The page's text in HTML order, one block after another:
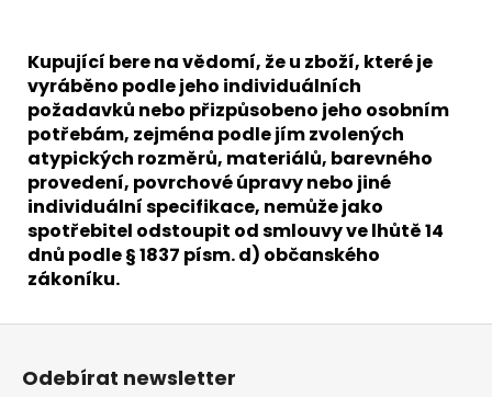
Kupující bere na vědomí, že u zboží, které je
vyráběno podle jeho individuálních
požadavků nebo přizpůsobeno jeho osobním
potřebám, zejména podle jím zvolených
atypických rozměrů, materiálů, barevného
provedení, povrchové úpravy nebo jiné
individuální specifikace, nemůže jako
spotřebitel odstoupit od smlouvy ve lhůtě 14
dnů podle § 1837 písm. d) občanského
zákoníku.
Z
Odebírat newsletter